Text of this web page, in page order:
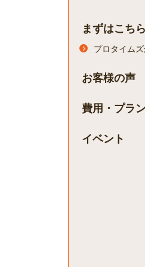
まずはこち
プロタイム
お客様の声
費用・プラ
イベント